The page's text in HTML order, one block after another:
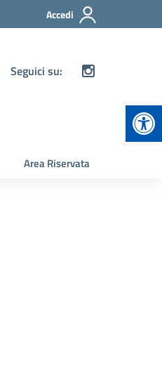
Accedi
Seguici su:
Area Riservata